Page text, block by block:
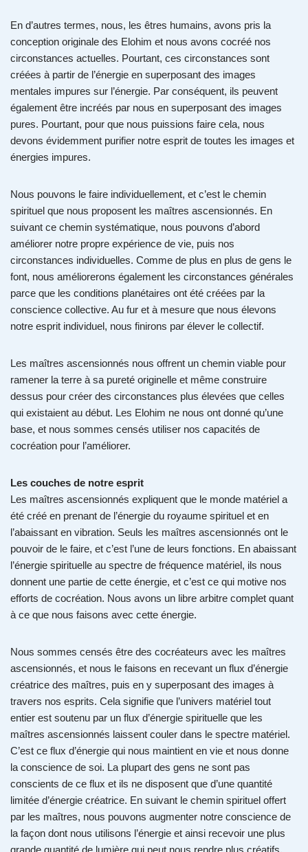
En d’autres termes, nous, les êtres humains, avons pris la
conception originale des Elohim et nous avons cocréé nos
circonstances actuelles. Pourtant, ces circonstances sont
créées à partir de l’énergie en superposant des images
mentales impures sur l’énergie. Par conséquent, ils peuvent
également être incréés par nous en superposant des images
pures. Pourtant, pour que nous puissions faire cela, nous
devons évidemment purifier notre esprit de toutes les images et
énergies impures.
Nous pouvons le faire individuellement, et c’est le chemin
spirituel que nous proposent les maîtres ascensionnés. En
suivant ce chemin systématique, nous pouvons d’abord
améliorer notre propre expérience de vie, puis nos
circonstances individuelles. Comme de plus en plus de gens le
font, nous améliorerons également les circonstances générales
parce que les conditions planétaires ont été créées par la
conscience collective. Au fur et à mesure que nous élevons
notre esprit individuel, nous finirons par élever le collectif.
Les maîtres ascensionnés nous offrent un chemin viable pour
ramener la terre à sa pureté originelle et même construire
dessus pour créer des circonstances plus élevées que celles
qui existaient au début. Les Elohim ne nous ont donné qu’une
base, et nous sommes censés utiliser nos capacités de
cocréation pour l’améliorer.
Les couches de notre esprit
Les maîtres ascensionnés expliquent que le monde matériel a
été créé en prenant de l’énergie du royaume spirituel et en
l’abaissant en vibration. Seuls les maîtres ascensionnés ont le
pouvoir de le faire, et c’est l’une de leurs fonctions. En abaissant
l’énergie spirituelle au spectre de fréquence matériel, ils nous
donnent une partie de cette énergie, et c’est ce qui motive nos
efforts de cocréation. Nous avons un libre arbitre complet quant
à ce que nous faisons avec cette énergie.
Nous sommes censés être des cocréateurs avec les maîtres
ascensionnés, et nous le faisons en recevant un flux d’énergie
créatrice des maîtres, puis en y superposant des images à
travers nos esprits. Cela signifie que l’univers matériel tout
entier est soutenu par un flux d’énergie spirituelle que les
maîtres ascensionnés laissent couler dans le spectre matériel.
C’est ce flux d’énergie qui nous maintient en vie et nous donne
la conscience de soi. La plupart des gens ne sont pas
conscients de ce flux et ils ne disposent que d’une quantité
limitée d’énergie créatrice. En suivant le chemin spirituel offert
par les maîtres, nous pouvons augmenter notre conscience de
la façon dont nous utilisons l’énergie et ainsi recevoir une plus
grande quantité de lumière qui peut nous rendre plus créatifs.